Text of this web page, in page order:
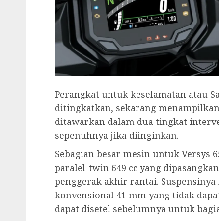
Perangkat untuk keselamatan atau
ditingkatkan, sekarang
ditawarkan dalam dua tingkat
sepenuhnya jika diinginkan.
Sebagian besar mesin untuk Versys
paralel-twin 649 cc yang
penggerak akhir rantai.
konvensional 41 mm yang tidak
dapat disetel sebelumnya untuk